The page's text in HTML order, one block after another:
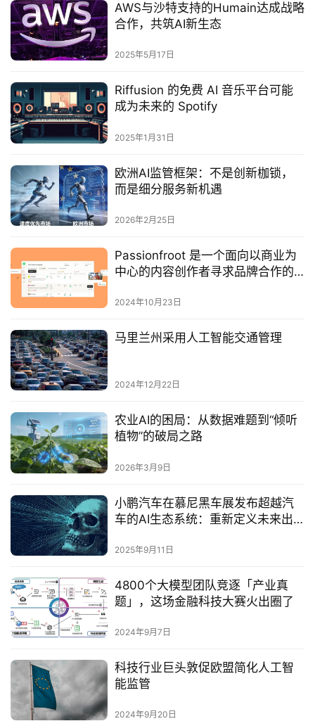
AWS与沙特支持的Humain达成战略
合作，共筑AI新生态
2025年5月17日
Riffusion 的免费 AI 音乐平台可能
成为未来的 Spotify
2025年1月31日
欧洲AI监管框架：不是创新枷锁，
而是细分服务新机遇
2026年2月25日
Passionfroot 是一个面向以商业为
中心的内容创作者寻求品牌合作的
2024年10月23日
马里兰州采用人工智能交通管理
2024年12月22日
农业AI的困局：从数据难题到“倾听
植物”的破局之路
2026年3月9日
小鹏汽车在慕尼黑车展发布超越汽
车的AI生态系统：重新定义未来出
2025年9月11日
4800个大模型团队竞逐「产业真
题」，这场金融科技大赛火出圈了
2024年9月7日
科技行业巨头敦促欧盟简化人工智
能监管
2024年9月20日